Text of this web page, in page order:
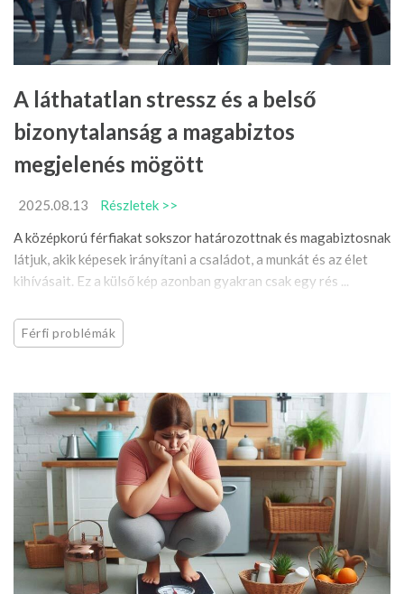
A láthatatlan stressz és a belső
bizonytalanság a magabiztos
megjelenés mögött
2025.08.13
Részletek >>
A középkorú férfiakat sokszor határozottnak és magabiztosnak
látjuk, akik képesek irányítani a családot, a munkát és az élet
kihívásait. Ez a külső kép azonban gyakran csak egy rés ...
Férfi problémák